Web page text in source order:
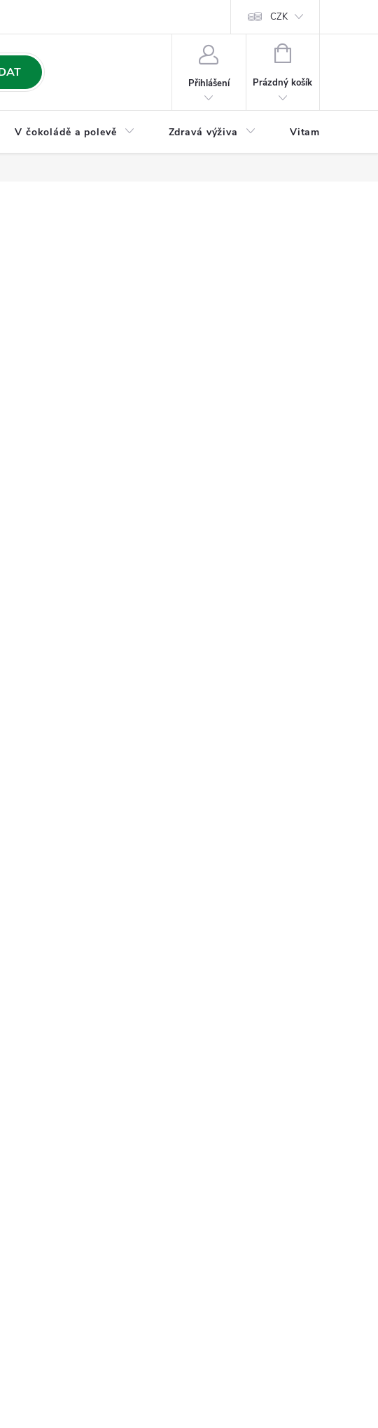
Formulář pro odstoupení od
CZK
Přihlášení
NÁKUPNÍ
Prázdný košík
V čokoládě a polevě Zdravá výživa Vitamíny a